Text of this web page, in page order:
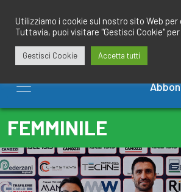
contenuto
FEMMINILE
Utilizziamo i cookie sul nostro sito Web
Tuttavia, puoi visitare "Gestisci Cookie"
Gestisci Cookie Accetta tutti